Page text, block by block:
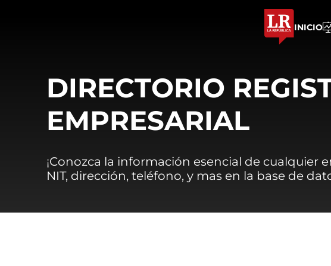
INICIO
DIRECTORIO
EMPRESARIAL
¡Conozca la información esencial de cualquier
NIT, dirección, teléfono, y mas en la base de